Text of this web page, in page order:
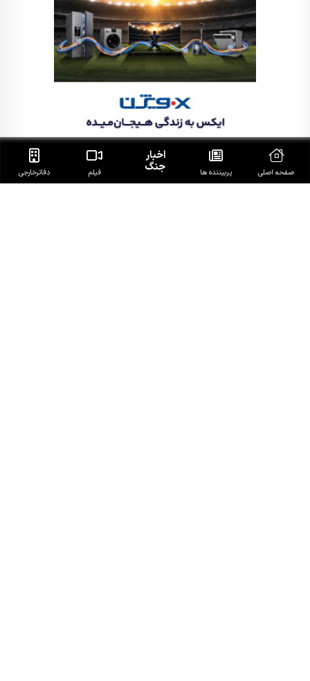
صفحه اصلی پربیننده ها
اخبار
جنگ فیلم دفاتر‌خارجی